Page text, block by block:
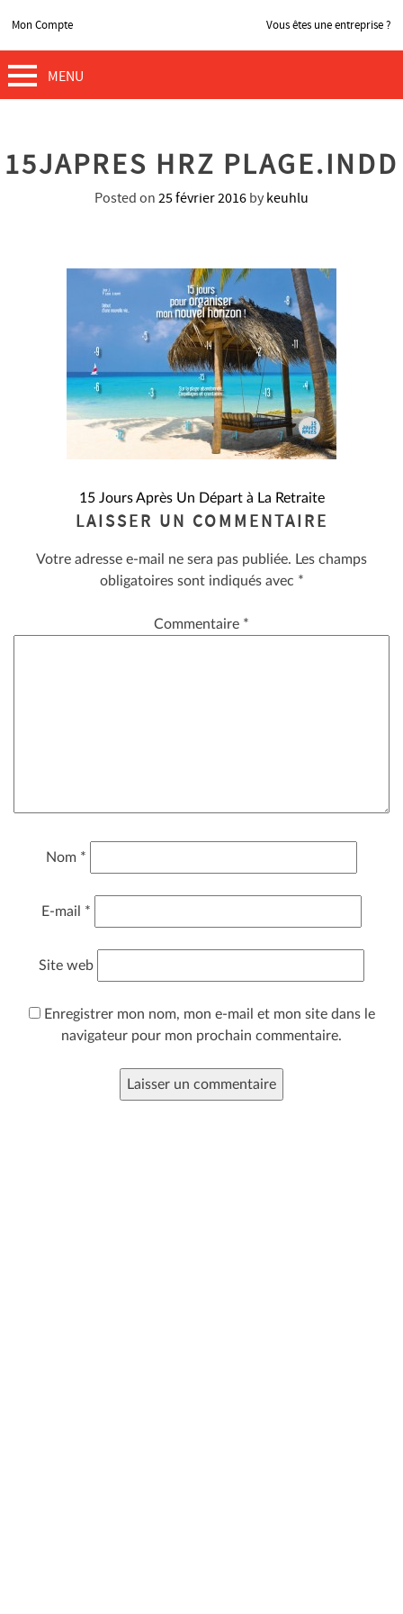
Mon Compte Vous êtes une entreprise ?
MENU
15JAPRES HRZ PLAGE.INDD
Posted on 25 février 2016 by keuhlu
NAVIGATION
L’ARTICLE
15 Jours Après Un Départ à La Retraite
LAISSER UN COMMENTAIRE
Votre adresse e-mail ne sera pas publiée. Les champs
obligatoires sont indiqués avec *
Commentaire *
Nom *
E-mail *
Site web
Enregistrer mon nom, mon e-mail et mon site dans le
navigateur pour mon prochain commentaire.